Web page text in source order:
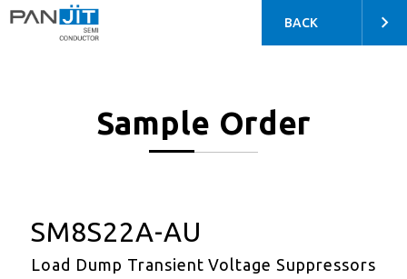
BACK
Sample Order
SM8S22A-AU
Load Dump Transient Voltage Suppressors